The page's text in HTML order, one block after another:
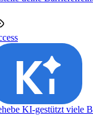
KI-gestützt viele